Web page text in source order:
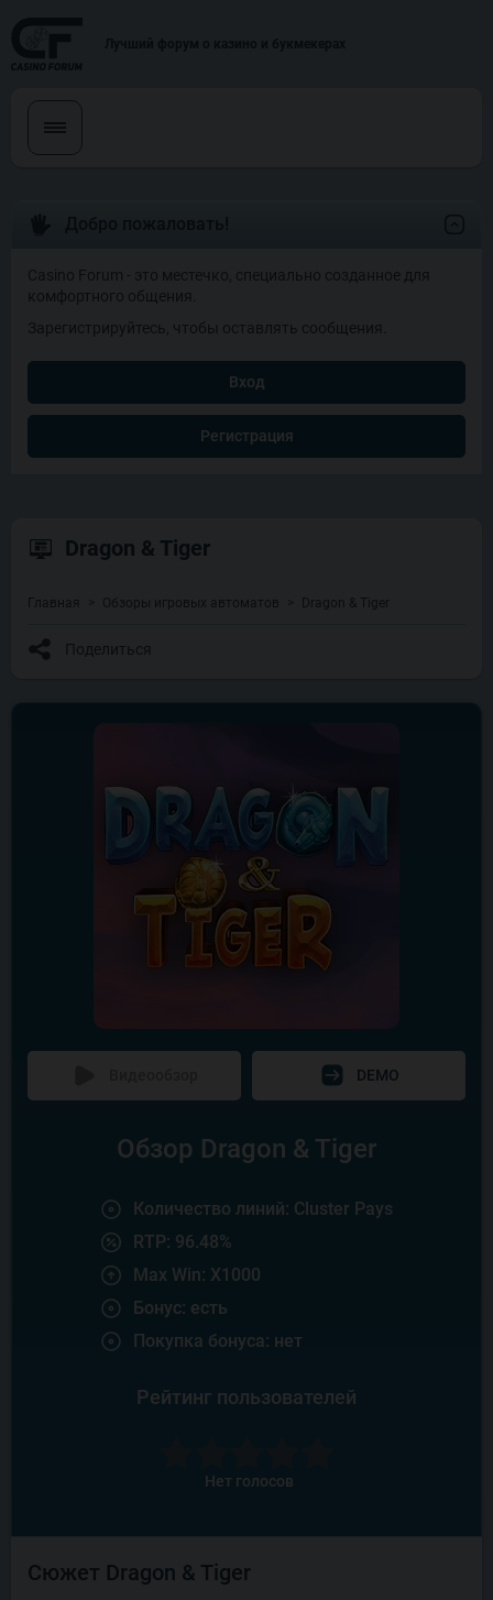
Dragon & Tiger
Главная Обзоры игровых автоматов Dragon & Tiger
Поделиться
DEMO
Обзор Dragon & Tiger
Количество линий: Cluster Pays
RTP: 96.48%
Max Win: X1000
Бонус: есть
Покупка бонуса: нет
Рейтинг пользователей
Нет голосов
Сюжет Dragon & Tiger
Casino Forum - это местечко, специально созданное для
комфортного общения.
Зарегистрируйтесь, чтобы оставлять сообщения.
Вход
Регистрация